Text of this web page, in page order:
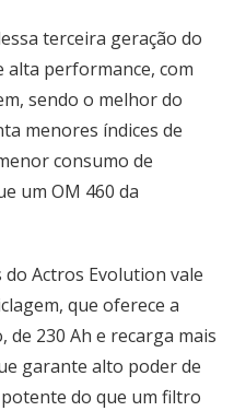
terceira geração do
alta performance, com
sendo o melhor do
menores índices de
consumo de
um OM 460 da
Actros Evolution vale
que oferece a
de 230 Ah e recarga mais
garante alto poder de
do que um filtro